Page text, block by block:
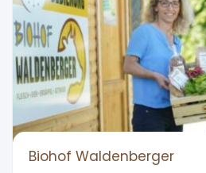
Biohof Waldenberger